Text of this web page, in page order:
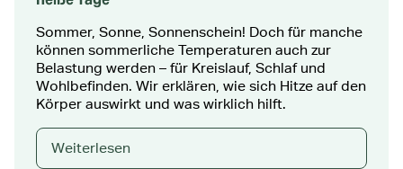
Sommer, Sonne, Sonnenschein! Doch für manche
können sommerliche Temperaturen auch zur
Belastung werden – für Kreislauf, Schlaf und
Wohlbefinden. Wir erklären, wie sich Hitze auf den
Körper auswirkt und was wirklich hilft.
Weiterlesen